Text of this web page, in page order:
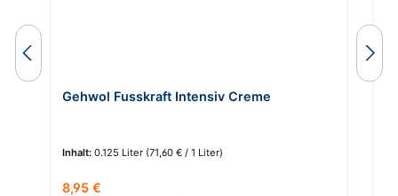
Gehwol Fusskraft Intensiv Creme
Inhalt: 0.125 Liter (71,60 € / 1 Liter)
Regulärer Preis:
8,95 €